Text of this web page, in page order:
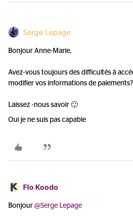
Serge Lepage
Bonjour Anne-Marie,
Avez-vous toujours des difficultés à
modifier vos informations de paiements?
Laissez -nous savoir 🙂
Oui je ne suis pas capable
Flo Koodo
Bonjour @Serge Lepage